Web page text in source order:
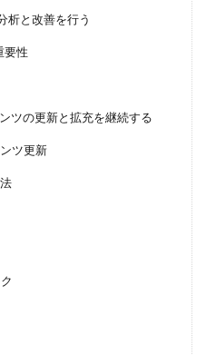
析と改善を行う
要性
ツの更新と拡充を継続する
ツ更新